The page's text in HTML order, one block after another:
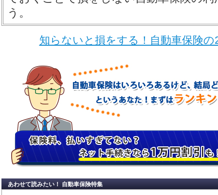
う。
知らないと損をする！自動車保険
あわせて読みたい！ 自動車保険特集